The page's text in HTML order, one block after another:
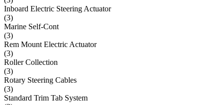
Inboard Electric Steering Actuator
(3)
Marine Self-Cont
(3)
Rem Mount Electric Actuator
(3)
Roller Collection
(3)
Rotary Steering Cables
(3)
Standard Trim Tab System